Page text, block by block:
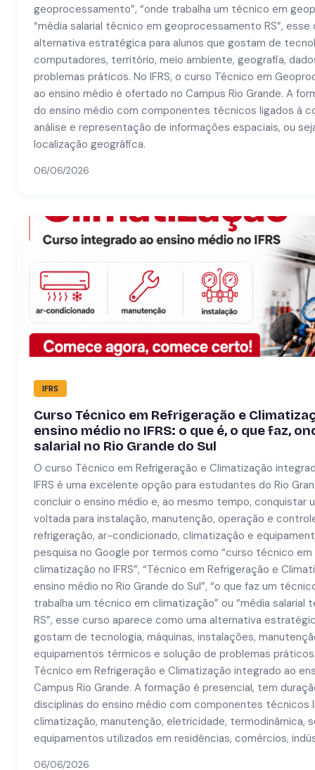
geoprocessamento”, “onde trabalha um técnico em
“média salarial técnico em geoprocessamento RS”,
alternativa estratégica para alunos que gostam de
computadores, território, meio ambiente, geografia,
problemas práticos. No IFRS, o curso Técnico em
ao ensino médio é ofertado no Campus Rio Grande. A
do ensino médio com componentes técnicos ligados à
análise e representação de informações espaciais, ou
localização geográfica.
06/06/2026
IFRS
Curso Técnico em Refrigeração e
ensino médio no IFRS: o que é, o que faz,
salarial no Rio Grande do Sul
O curso Técnico em Refrigeração e Climatização
IFRS é uma excelente opção para estudantes do Rio
concluir o ensino médio e, ao mesmo tempo, conquistar
voltada para instalação, manutenção, operação e
refrigeração, ar-condicionado, climatização e
pesquisa no Google por termos como “curso técnico
climatização no IFRS”, “Técnico em Refrigeração e
ensino médio no Rio Grande do Sul”, “o que faz um
trabalha um técnico em climatização” ou “média salarial
RS”, esse curso aparece como uma alternativa
gostam de tecnologia, máquinas, instalações,
equipamentos térmicos e solução de problemas práticos.
Técnico em Refrigeração e Climatização integrado ao
Campus Rio Grande. A formação é presencial, tem
disciplinas do ensino médio com componentes técnicos
climatização, manutenção, eletricidade, termodinâmica,
equipamentos utilizados em residências, comércios,
06/06/2026